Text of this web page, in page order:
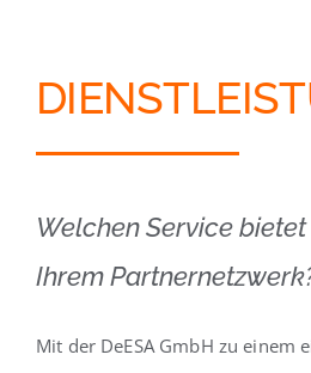
Welchen Service bietet
Ihrem
Mit der DeESA GmbH zu einem